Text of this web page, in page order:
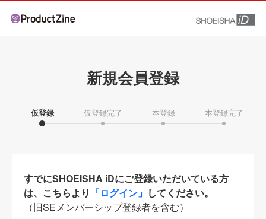
新規会員登録
仮登録 仮登録完了 本登録 本登録完了
すでにSHOEISHA iDにご登録いただいている方
は、こちらより 「ログイン」 してください。
（旧SEメンバーシップ登録者を含む）